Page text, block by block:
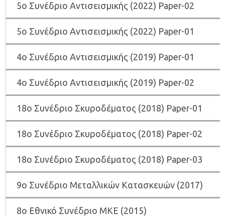
5o Συνέδριο Αντισεισμικής (2022) Paper-02
5ο Συνέδριο Αντισεισμικής (2022) Paper-01
4ο Συνέδριο Αντισεισμικής (2019) Paper-01
4ο Συνέδριο Αντισεισμικής (2019) Paper-02
18ο Συνέδριο Σκυροδέματος (2018) Paper-01
18ο Συνέδριο Σκυροδέματος (2018) Paper-02
18ο Συνέδριο Σκυροδέματος (2018) Paper-03
9ο Συνέδριο Μεταλλικών Κατασκευών (2017)
8ο Εθνικό Συνέδριο ΜΚΕ (2015)